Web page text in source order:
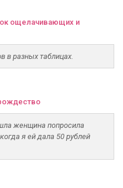
ощелачивающих и
в разных таблицах.
женщина попросила
я ей дала 50 рублей